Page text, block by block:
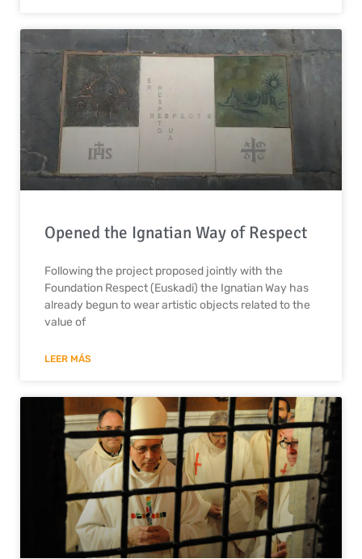
Opened the Ignatian Way of Respect
Following the project proposed jointly with the
Foundation Respect (Euskadi) the Ignatian Way has
already begun to wear artistic objects related to the
value of
LEER MÁS